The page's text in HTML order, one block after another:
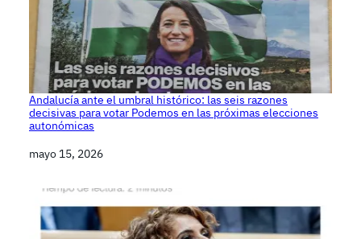
Andalucía ante el umbral histórico: las seis razones
decisivas para votar Podemos en las próximas elecciones
autonómicas
Fecha
mayo 15, 2026